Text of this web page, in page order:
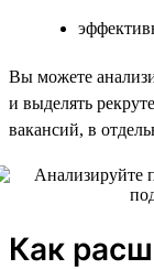
Вы можете
и выделять
вакансий, в
Как